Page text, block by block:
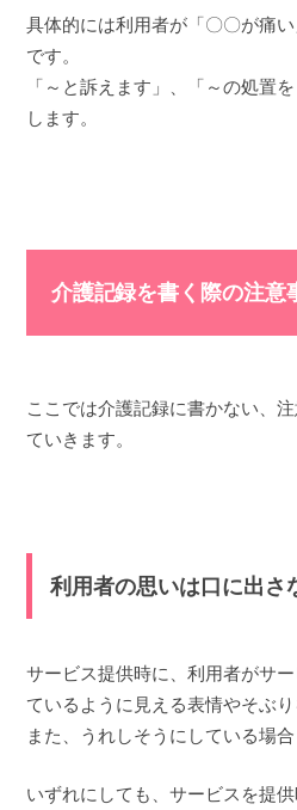
具体的には利用者が「〇〇が痛
です。
「～と訴えます」、「～の処置
します。
介護記録を書く際の注意
ここでは介護記録に書かない、
ていきます。
利用者の思いは口に出さ
サービス提供時に、利用者がサ
ているように見える表情やそぶり
また、うれしそうにしている場合
いずれにしても、サービスを提